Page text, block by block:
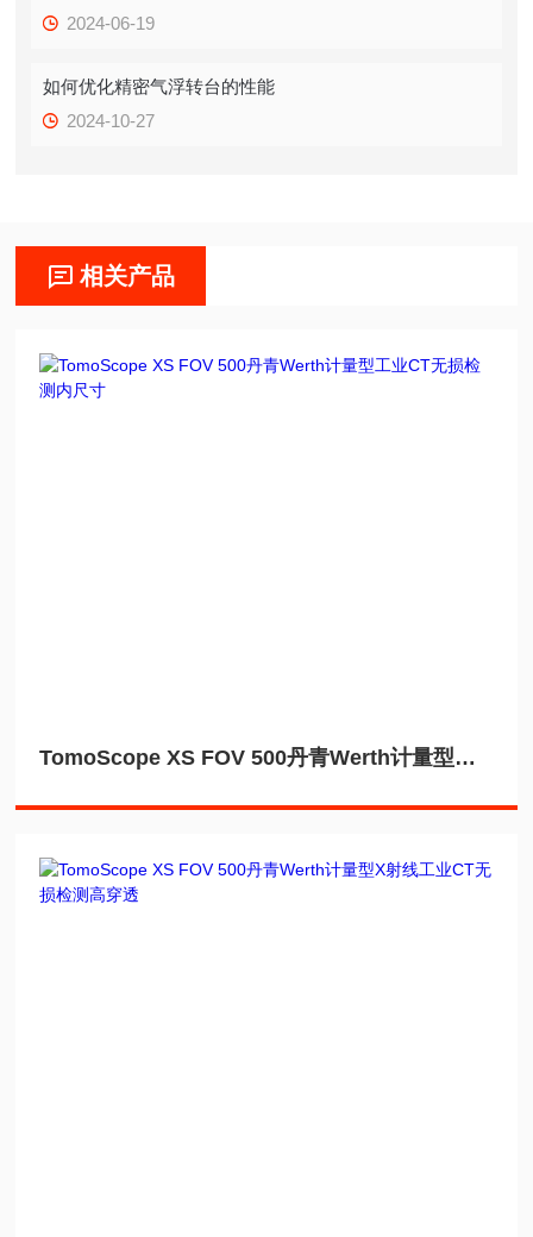
2024-06-19
如何优化精密气浮转台的性能
2024-10-27
相关产品
TomoScope XS FOV 500丹青Werth计量型工业CT无损检测内尺寸